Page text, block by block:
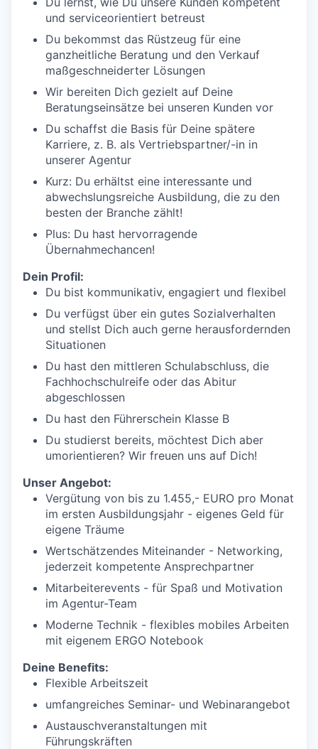
und serviceorientiert betreust
Du bekommst das Rüstzeug für eine
ganzheitliche Beratung und den Verkauf
maßgeschneiderter Lösungen
Wir bereiten Dich gezielt auf Deine
Beratungseinsätze bei unseren Kunden vor
Du schaffst die Basis für Deine spätere
Karriere, z. B. als Vertriebspartner/-in in
unserer Agentur
Kurz: Du erhältst eine interessante und
abwechslungsreiche Ausbildung, die zu den
besten der Branche zählt!
Plus: Du hast hervorragende
Übernahmechancen!
Dein Profil:
Du bist kommunikativ, engagiert und flexibel
Du verfügst über ein gutes Sozialverhalten
und stellst Dich auch gerne herausfordernden
Situationen
Du hast den mittleren Schulabschluss, die
Fachhochschulreife oder das Abitur
abgeschlossen
Du hast den Führerschein Klasse B
Du studierst bereits, möchtest Dich aber
umorientieren? Wir freuen uns auf Dich!
Unser Angebot:
Vergütung von bis zu 1.455,- EURO pro Monat
im ersten Ausbildungsjahr - eigenes Geld für
eigene Träume
Wertschätzendes Miteinander - Networking,
jederzeit kompetente Ansprechpartner
Mitarbeiterevents - für Spaß und Motivation
im Agentur-Team
Moderne Technik - flexibles mobiles Arbeiten
mit eigenem ERGO Notebook
Deine Benefits:
Flexible Arbeitszeit
umfangreiches Seminar- und Webinarangebot
Austauschveranstaltungen mit
Führungskräften